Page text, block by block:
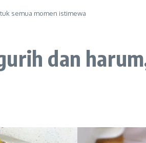
semua momen istimewa
dan